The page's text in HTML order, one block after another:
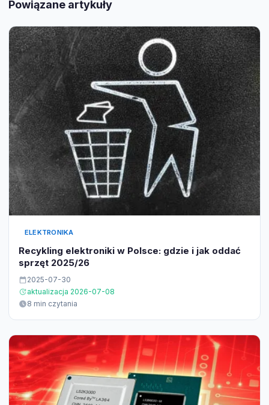
Powiązane artykuły
ELEKTRONIKA
Recykling elektroniki w Polsce: gdzie i jak oddać
sprzęt 2025/26
2025-07-30
aktualizacja 2026-07-08
8 min czytania